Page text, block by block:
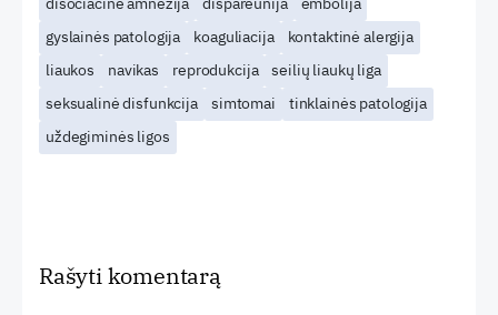
gyslainės patologija
koaguliacija
kontaktinė alergija
liaukos
navikas reprodukcija
seilių liaukų liga
seksualinė disfunkcija
simtomai
tinklainės patologija
uždegiminės ligos
Rašyti komentarą